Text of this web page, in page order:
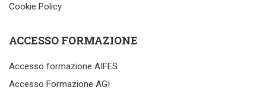
Cookie Policy
ACCESSO FORMAZIONE
Accesso formazione AIFES
Accesso Formazione AGI